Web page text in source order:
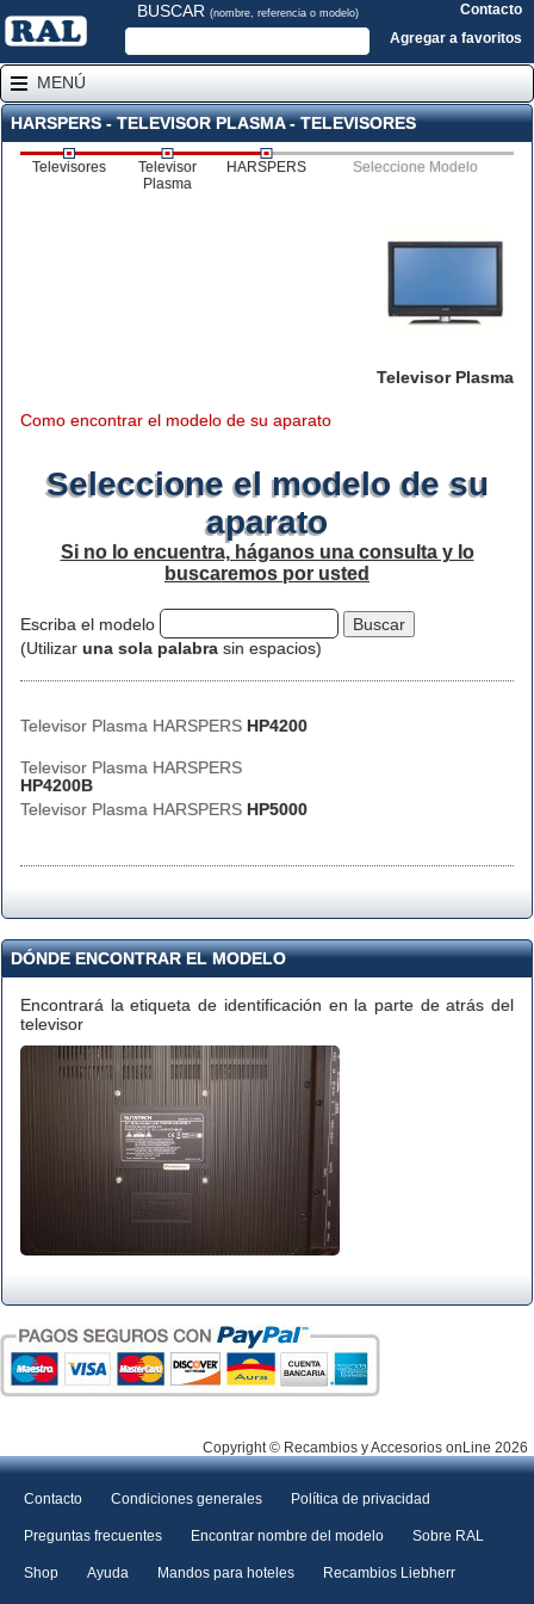
BUSCAR (nombre, referencia o modelo)
Contacto
Agregar a favoritos
MENÚ
HARSPERS - TELEVISOR PLASMA - TELEVISORES
Televisores
Televisor
Plasma
HARSPERS Seleccione Modelo
Televisor Plasma
Como encontrar el modelo de su aparato
Seleccione el modelo de su
aparato
Si no lo encuentra, háganos una consulta y lo
buscaremos por usted
Escriba el modelo
(Utilizar una sola palabra sin espacios)
Televisor Plasma HARSPERS HP4200
Televisor Plasma HARSPERS
HP4200B
Televisor Plasma HARSPERS HP5000
DÓNDE ENCONTRAR EL MODELO
Encontrará la etiqueta de identificación en la parte de atrás del
televisor
Copyright © Recambios y Accesorios onLine 2026
Contacto Condiciones generales Política de privacidad
Preguntas frecuentes Encontrar nombre del modelo Sobre RAL
Shop Ayuda Mandos para hoteles Recambios Liebherr